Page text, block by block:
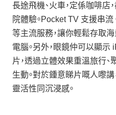
長途飛機、火車，定係咖啡
院體驗。Pocket TV 支援串
等主流服務，讓你輕鬆存取
電腦。另外，眼鏡仲可以顯
片，透過立體效果重溫旅行
生動。對於鍾意睇片嘅人嚟
靈活性同沉浸感。